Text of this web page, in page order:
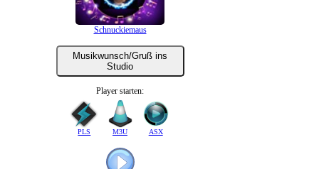
Schnuckiemaus
Musikwunsch/Gruß ins
Studio
Player starten:
PLS M3U ASX